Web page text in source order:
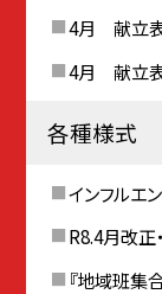
4月 献立表
4月 献立表
各種様式
インフルエ
R8.4月改正
『地域班集